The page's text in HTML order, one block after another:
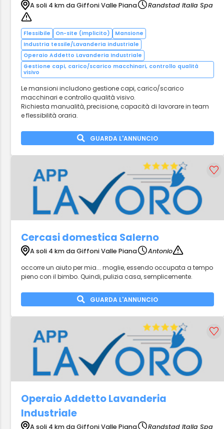
A soli 4 km da Giffoni Valle Piana Randstad Italia Spa
Flessibile On-site (implicito)
Mansione
Industria tessile/Lavanderia industriale
Operaio Addetto Lavanderia Industriale
Gestione capi, carico/scarico macchinari, controllo qualità
visivo
Le mansioni includono gestione capi, carico/scarico
macchinari e controllo qualità visivo.
Richiesta manualità, precisione, capacità di lavorare in team
e flessibilità oraria.
GUARDA L'ANNUNCIO
Cercasi domestica Salerno
A soli 4 km da Giffoni Valle Piana
Antonio
occorre un aiuto per mia... moglie, essendo occupata a tempo
pieno con il bimbo. Quindi, pulizia casa, semplicemente.
GUARDA L'ANNUNCIO
Operaio Addetto Lavanderia
Industriale
A soli 4 km da Giffoni Valle Piana Randstad Italia Spa